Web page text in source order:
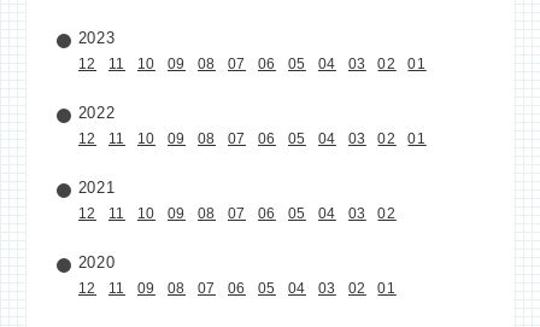
2023
12 11 10 09 08 07 06 05 04 03 02 01
2022
12 11 10 09 08 07 06 05 04 03 02 01
2021
12 11 10 09 08 07 06 05 04 03 02
2020
12 11 09 08 07 06 05 04 03 02 01